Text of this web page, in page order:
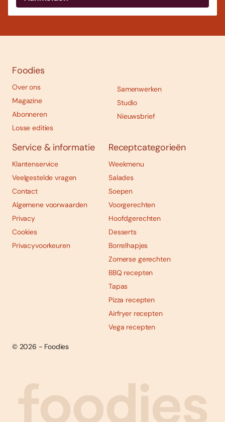
Abonneren
Bestellen
Foodies
Over ons
Magazine
Abonneren
Losse edities
Samenwerken
Studio
Nieuwsbrief
Service & informatie
Klantenservice
Veelgestelde vragen
Contact
Algemene voorwaarden
Privacy
Cookies
Privacyvoorkeuren
Receptcategorieën
Weekmenu
Salades
Soepen
Voorgerechten
Hoofdgerechten
Desserts
Borrelhapjes
Zomerse gerechten
BBQ recepten
Tapas
Pizza recepten
Airfryer recepten
Vega recepten
© 2026 - Foodies